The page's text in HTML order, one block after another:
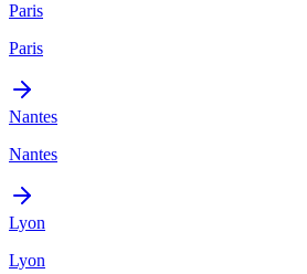
Paris
Paris
Nantes
Nantes
Lyon
Lyon